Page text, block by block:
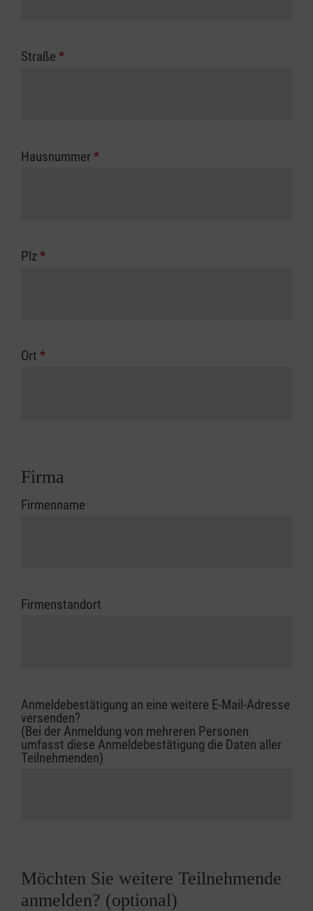
Straße *
Hausnummer *
Plz*
Ort *
Firma
Firmenname
Firmenstandort
Anmeldebestätigung an eine weitere E-Mail-Adresse
versenden?
(Bei der Anmeldung von mehreren Personen
umfasst diese Anmeldebestätigung die Daten aller
Teilnehmenden)
Möchten Sie weitere Teilnehmende
anmelden? (optional)